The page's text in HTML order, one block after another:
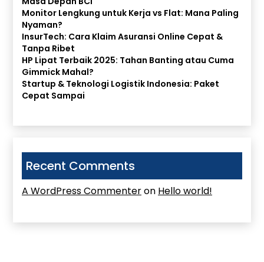
Monitor Lengkung untuk Kerja vs Flat: Mana Paling
Nyaman?
InsurTech: Cara Klaim Asuransi Online Cepat &
Tanpa Ribet
HP Lipat Terbaik 2025: Tahan Banting atau Cuma
Gimmick Mahal?
Startup & Teknologi Logistik Indonesia: Paket
Cepat Sampai
Recent Comments
A WordPress Commenteron Hello world!